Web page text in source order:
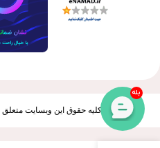
کلیه حقوق این وبسایت
بله